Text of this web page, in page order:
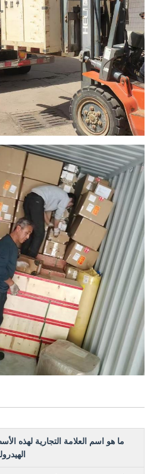
ما هو اسم العلامة التجارية لهذه الأسطوانة
الهيدروليكية؟